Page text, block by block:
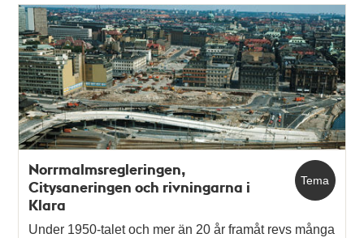
Relaterade
poster
och
teman
Tema
Norrmalmsregleringen,
Citysaneringen och rivningarna i
Klara
Under 1950-talet och mer än 20 år framåt revs många